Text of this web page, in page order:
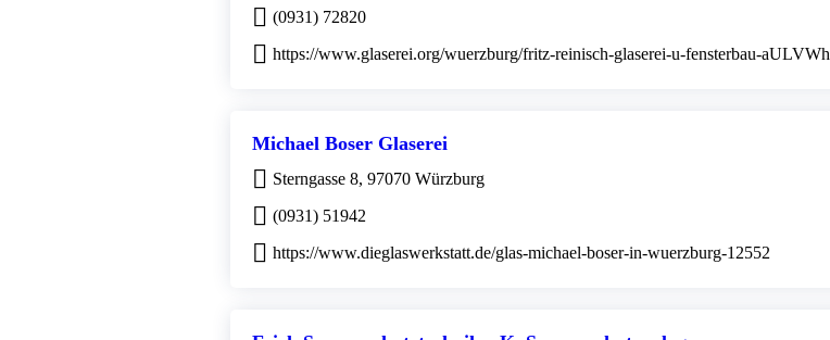
(0931) 72820
https://www.glaserei.org/wuerzburg/fritz-reinisch-glaserei-u-fensterbau-aULVWh
Michael Boser Glaserei
Sterngasse 8, 97070 Würzburg
(0931) 51942
https://www.dieglaswerkstatt.de/glas-michael-boser-in-wuerzburg-12552